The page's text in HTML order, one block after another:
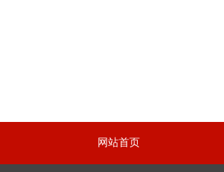
网站首页